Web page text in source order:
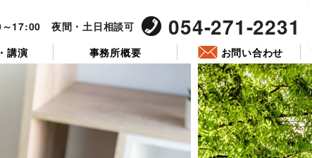
17:00 夜間・土日相談可 054-271-2231
講演 事務所概要 お問い合わせ